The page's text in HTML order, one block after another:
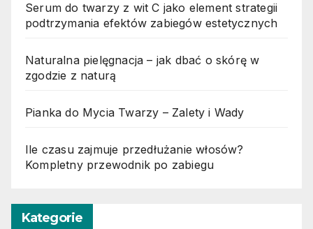
Serum do twarzy z wit C jako element strategii
podtrzymania efektów zabiegów estetycznych
Naturalna pielęgnacja – jak dbać o skórę w
zgodzie z naturą
Pianka do Mycia Twarzy – Zalety i Wady
Ile czasu zajmuje przedłużanie włosów?
Kompletny przewodnik po zabiegu
Kategorie